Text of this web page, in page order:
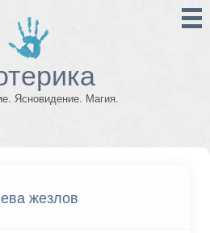
Ясновидение. Магия.
жезлов